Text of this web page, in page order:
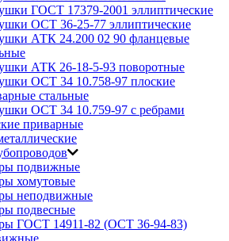
ГОСТ 17379-2001 эллиптические
ОСТ 36-25-77 эллиптические
АТК 24.200 02 90 фланцевые
АТК 26-18-5-93 поворотные
ОСТ 34 10.758-97 плоские
стальные
ОСТ 34 10.759-97 с ребрами
приварные
подвижные
хомутовые
неподвижные
подвесные
ГОСТ 14911-82 (ОСТ 36-94-83)